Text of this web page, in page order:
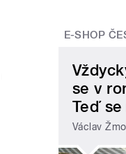
E-SHOP
se v
Teď
Václav